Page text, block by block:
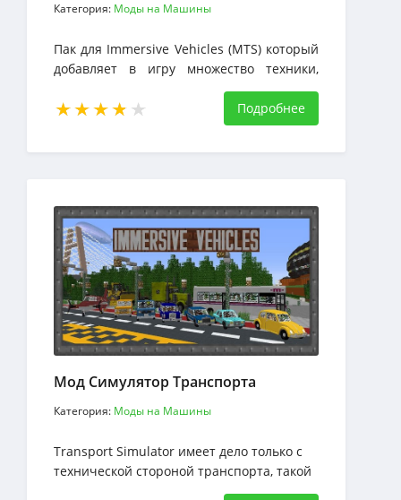
Категория: Моды на Машины
Пак для Immersive Vehicles (MTS) который
добавляет в игру множество техники,
видов машин и транспорта.
Подробнее
Мод Симулятор Транспорта
Категория: Моды на Машины
Transport Simulator имеет дело только с
технической стороной транспорта, такой
как физика, и с тем, что не так, сами